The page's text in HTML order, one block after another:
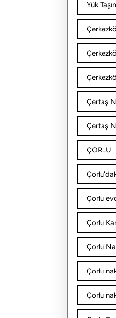
Yük
Çertaş
Çertaş
ÇORLU
Çorlu
Çorlu
Çorlu
Çorlu
Çorlu